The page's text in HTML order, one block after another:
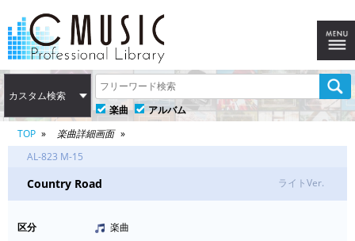
カスタム検索
楽曲
アルバム
TOP
楽曲詳細画面
AL-823 M-15
Country Road ライトVer.
区分
楽曲